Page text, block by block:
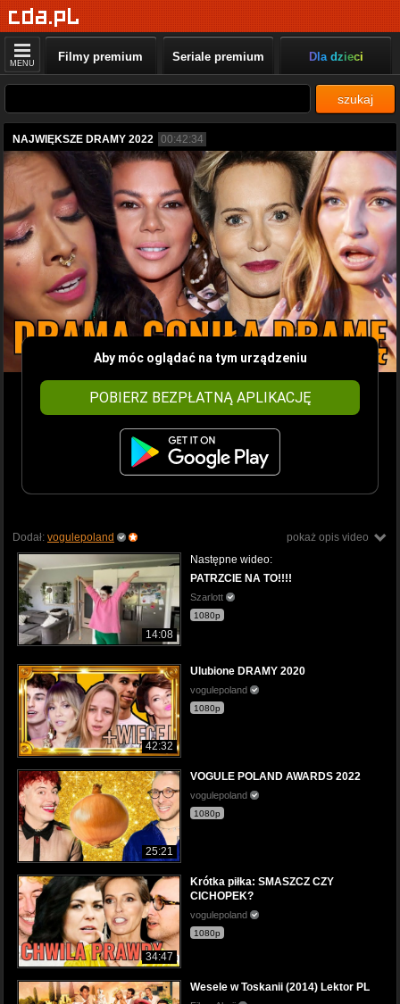
MENU Filmy premium Seriale premium Dla dzieci
szukaj
NAJWIĘKSZE DRAMY 2022 00:42:34
Aby móc oglądać na tym urządzeniu
POBIERZ BEZPŁATNĄ APLIKACJĘ
pokaż opis video
Dodał: vogulepoland
14:08
Następne wideo:
PATRZCIE NA TO!!!!
Szarlott
1080p
42:32
Ulubione DRAMY 2020
vogulepoland
1080p
25:21
VOGULE POLAND AWARDS 2022
vogulepoland
1080p
34:47
Krótka piłka: SMASZCZ CZY
CICHOPEK?
vogulepoland
1080p
Wesele w Toskanii (2014) Lektor PL